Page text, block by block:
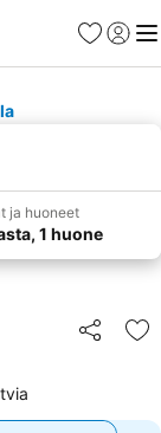
Suosikit
ja huoneet
1 huone
Jaa